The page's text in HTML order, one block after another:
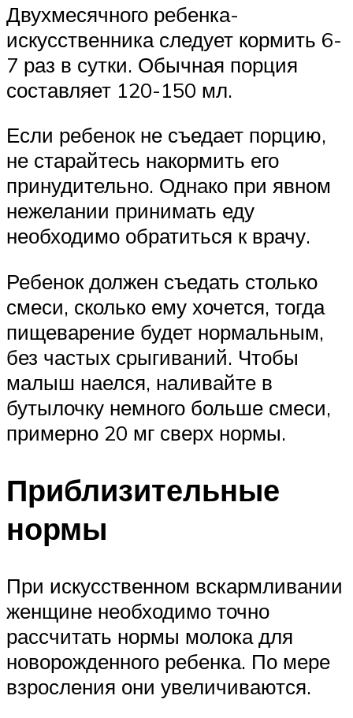
Двухмесячного ребенка-
искусственника следует кормить 6-
7 раз в сутки. Обычная порция
составляет 120-150 мл.
Если ребенок не съедает порцию,
не старайтесь накормить его
принудительно. Однако при явном
нежелании принимать еду
необходимо обратиться к врачу.
Ребенок должен съедать столько
смеси, сколько ему хочется, тогда
пищеварение будет нормальным,
без частых срыгиваний. Чтобы
малыш наелся, наливайте в
бутылочку немного больше смеси,
примерно 20 мг сверх нормы.
Приблизительные
нормы
При искусственном вскармливании
женщине необходимо точно
рассчитать нормы молока для
новорожденного ребенка. По мере
взросления они увеличиваются.